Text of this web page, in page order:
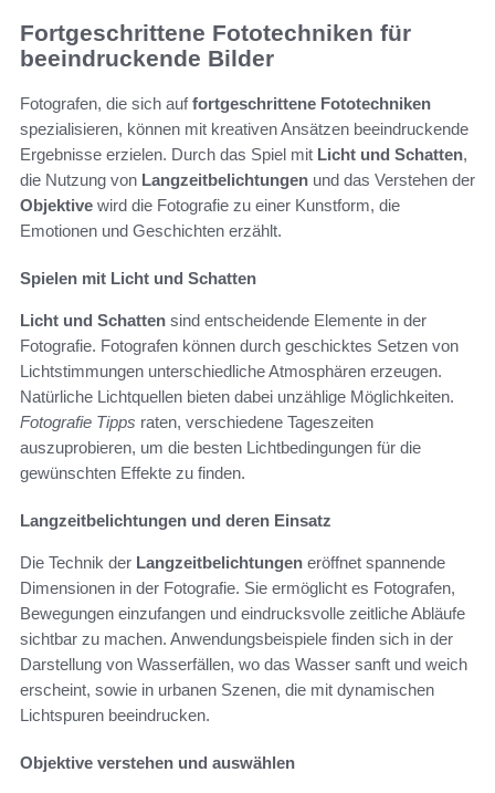
Fortgeschrittene Fototechniken für
beeindruckende Bilder
Fotografen, die sich auffortgeschrittene Fototechniken
spezialisieren, können mit kreativen Ansätzen beeindruckende
Ergebnisse erzielen. Durch das Spiel mit Licht und Schatten,
die Nutzung von Langzeitbelichtungen und das Verstehen der
Objektive wird die Fotografie zu einer Kunstform, die
Emotionen und Geschichten erzählt.
Spielen mit Licht und Schatten
Licht und Schatten sind entscheidende Elemente in der
Fotografie. Fotografen können durch geschicktes Setzen von
Lichtstimmungen unterschiedliche Atmosphären erzeugen.
Natürliche Lichtquellen bieten dabei unzählige Möglichkeiten.
Fotografie Tipps raten, verschiedene Tageszeiten
auszuprobieren, um die besten Lichtbedingungen für die
gewünschten Effekte zu finden.
Langzeitbelichtungen und deren Einsatz
Die Technik der Langzeitbelichtungen eröffnet spannende
Dimensionen in der Fotografie. Sie ermöglicht es Fotografen,
Bewegungen einzufangen und eindrucksvolle zeitliche Abläufe
sichtbar zu machen. Anwendungsbeispiele finden sich in der
Darstellung von Wasserfällen, wo das Wasser sanft und weich
erscheint, sowie in urbanen Szenen, die mit dynamischen
Lichtspuren beeindrucken.
Objektive verstehen und auswählen